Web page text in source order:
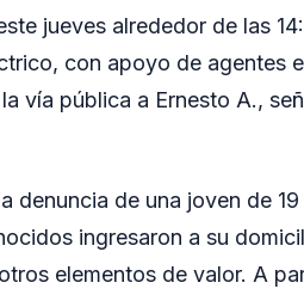
jueves alrededor de las
con apoyo de agentes
vía pública a Ernesto A.,
denuncia de una joven de
ingresaron a su
elementos de valor. A